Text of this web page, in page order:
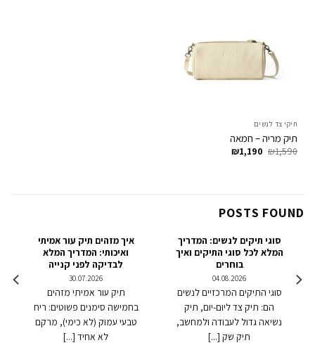
תיקי צד לנשים
תיק מריה – חמאה
₪1,590 המחיר
המקורי
₪1,190 המחיר
POSTS FOUND
סוגי תיקים לנשים: המדריך
המלא לכל סוגי התיקים ואיך
בוחרים
04.08.2026
סוגי התיקים המרכזיים לנשים
הם: תיק צד ליום-יום, תיק
נשיאה גדול לעבודה ולמחשב,
תיק שק [...]
איך מזהים תיק עור אמיתי
ואיכותי: המדריך המלא
לבדיקה לפני קנייה
30.07.2026
תיק עור אמיתי מזהים
בחמישה סימנים פשוטים: ריח
טבעי עמוק (לא כימי), מרקם
לא אחיד [...]